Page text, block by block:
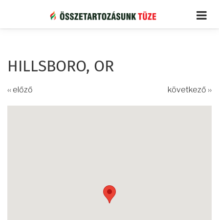
tartalomra
HILLSBORO, OR
‹‹ előző következő ››